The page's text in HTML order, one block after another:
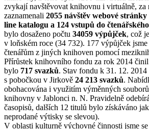
zvykají navštěvovat knihovnu i virtuálně, za
zaznamenali 2055 návštěv webové stránky
line katalogu a 124 vstupů do
bylo dosaženo počtu 34059 výpůjček, což
v loňském roce (34 732). 177 výpůjček
čtenářům z jiných knihoven pomocí
Přírůstek knihovního fondu za rok 2014 činil
bylo 717 svazků. Stav fondu k 31. 12. 2014
s pobočkou v Jirkově 24 213 svazků.
obohacována i využitím výměnných
knihovny v Jablonci n. N. Pravidelně
časopisů, dalších 12 titulů bylo získáváno
neprodané výtisky se slevou).
V oblasti kulturně výchovné činnosti jsme